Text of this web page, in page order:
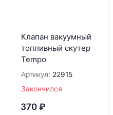
Клапан вакуумный
топливный скутер
Tempo
Артикул: 22915
Закончился
370 ₽